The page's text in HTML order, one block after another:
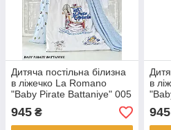
Дитяча постільна білизна
в ліжечко La Romano
"Baby Pirate Battaniye" 005
Блакитний
945₴
в
945